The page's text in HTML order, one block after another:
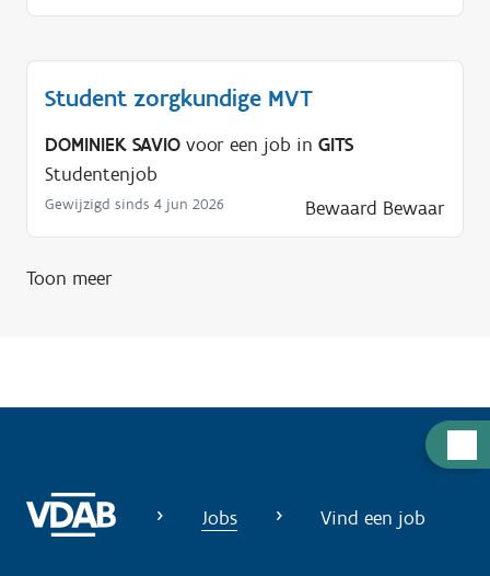
u
Student zorgkundige MVT
DOMINIEK SAVIO voor een job in GITS
Studentenjob
Gewijzigd sinds 4 jun 2026 Bewaard Bewaar
Toon meer
Jobs Vind een job